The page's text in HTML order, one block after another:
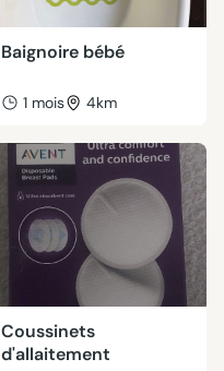
Baignoire bébé
1 mois 4km
Coussinets
d'allaitement